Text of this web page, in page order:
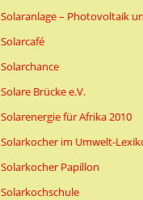
Solaranlage – Photovoltaik
Solarcafé
Solarchance
Solare Brücke e.V.
Solarenergie für Afrika 2010
Solarkocher im Umwelt-
Solarkocher Papillon
Solarkochschule